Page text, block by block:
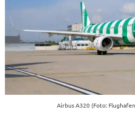
Airbus A320 (Foto: